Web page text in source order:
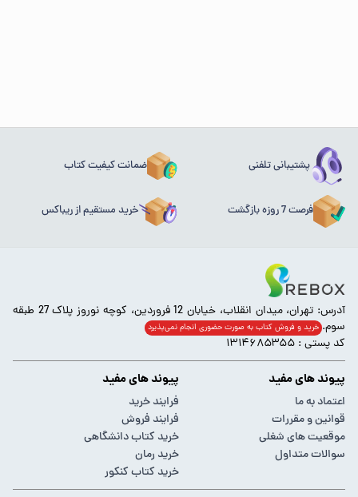
پشتیبانی تلفنی ضمانت کیفیت کتاب
فرصت 7 روزه بازگشت خرید مستقیم از ریباکس
آدرس: تهران، میدان انقلاب، خیابان 12 فروردین، کوچه نوروز پلاک 27 طبقه
سوم. خرید و فروش کتاب به صورت حضوری انجام‌ نمی‌پذیرد
کد پستی : ۱۳۱۴۶۸۵۳۵۵
پیوند های مفید
اعتماد به ما
قوانین و مقررات
موقعیت های شغلی
سوالات متداول
پیوند های مفید
فرایند خرید
فرایند فروش
خرید کتاب دانشگاهی
خرید رمان
خرید کتاب کنکور